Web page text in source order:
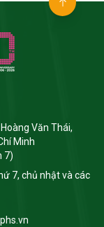
Văn Thái,
Minh
7)
7, chủ nhật và các